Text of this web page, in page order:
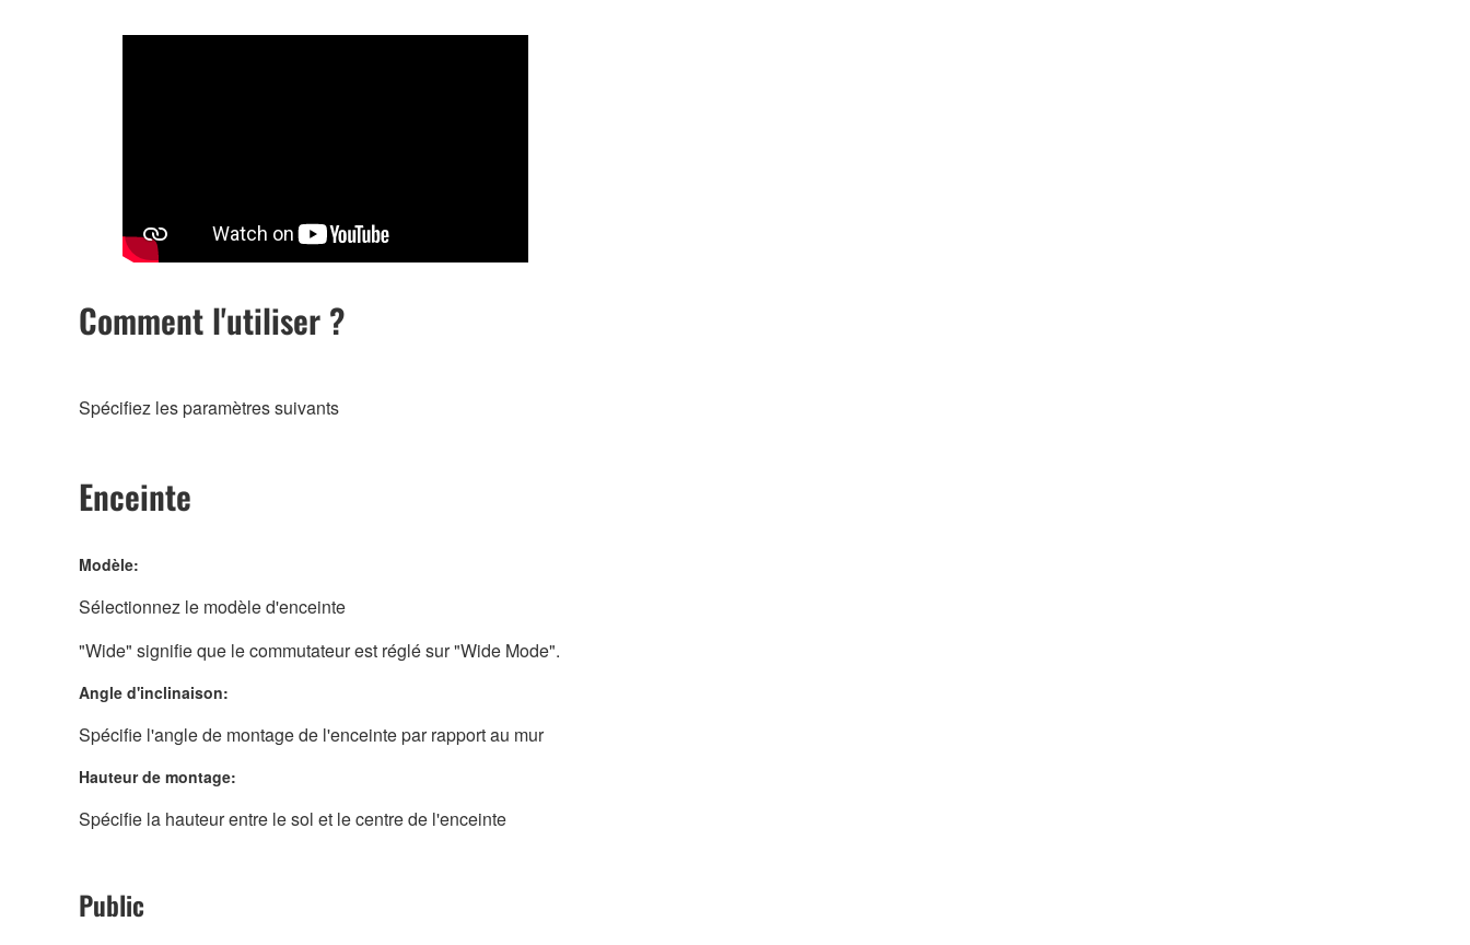
Comment l'utiliser ?
Spécifiez les paramètres suivants
Enceinte
Modèle:
Sélectionnez le modèle d'enceinte
"Wide" signifie que le commutateur est réglé sur "Wide Mode".
Angle d'inclinaison:
Spécifie l'angle de montage de l'enceinte par rapport au mur
Hauteur de montage:
Spécifie la hauteur entre le sol et le centre de l'enceinte
Public